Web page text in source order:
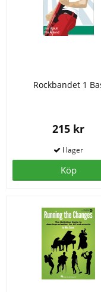
Rockbandet 1
215 kr
Köp